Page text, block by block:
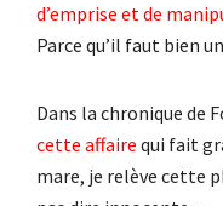
d’emprise et de
Parce qu’il faut bien
Dans la chronique de
cette affaire qui fait
mare, je relève cette